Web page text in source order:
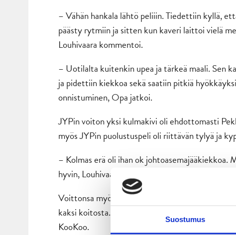
Suostumus
– Vähän hankala lähtö peliiin. Tiedettiin kyllä,
päästy rytmiin ja sitten kun kaveri laittoi vielä
Louhivaara kommentoi.
– Uotilalta kuitenkin upea ja tärkeä maali. Sen
ja pidettiin kiekkoa sekä saatiin pitkiä
onnistuminen, Opa jatkoi.
JYPin voiton yksi kulmakivi oli ehdottomasti
myös JYPin puolustuspeli oli riittävän tylyä ja
– Kolmas erä oli ihan ok
hyvin, Louhivaara totesi.
Voittonsa myötä JYP siis varmisti kotiedun
kaksi koitosta. Viimeinen kotiottelu pelataan
KooKoo.